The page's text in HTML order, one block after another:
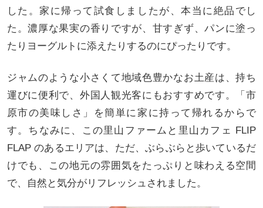
した。家に帰って試食しましたが、本当に絶品でし
た。濃厚な果実の香りですが、甘すぎず、パンに塗っ
たりヨーグルトに添えたりするのにぴったりです。
ジャムのような小さくて地域色豊かなお土産は、持ち
運びに便利で、外国人観光客にもおすすめです。「市
原市の美味しさ」を簡単に家に持って帰れるからで
す。ちなみに、この里山ファームと里山カフェ FLIP
FLAP のあるエリアは、ただ、ぶらぶらと歩いているだ
けでも、この地元の雰囲気をたっぷりと味わえる空間
で、自然と気分がリフレッシュされました。